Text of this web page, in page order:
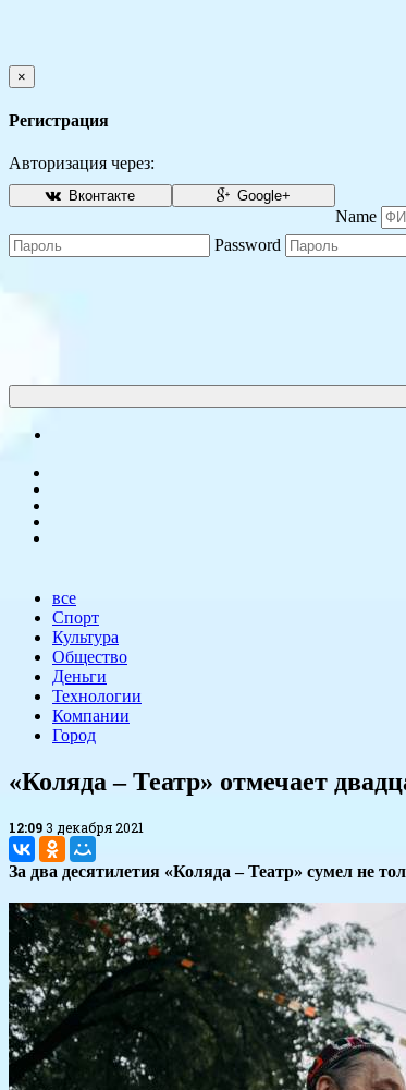
×
Регистрация
Авторизация через:
Вконтакте Google+
Name
Password
все
Спорт
Культура
Общество
Деньги
Технологии
Компании
Город
«Коляда – Театр» отмечает
12:09 3 декабря 2021
За два десятилетия «Коляда – Театр» сумел не